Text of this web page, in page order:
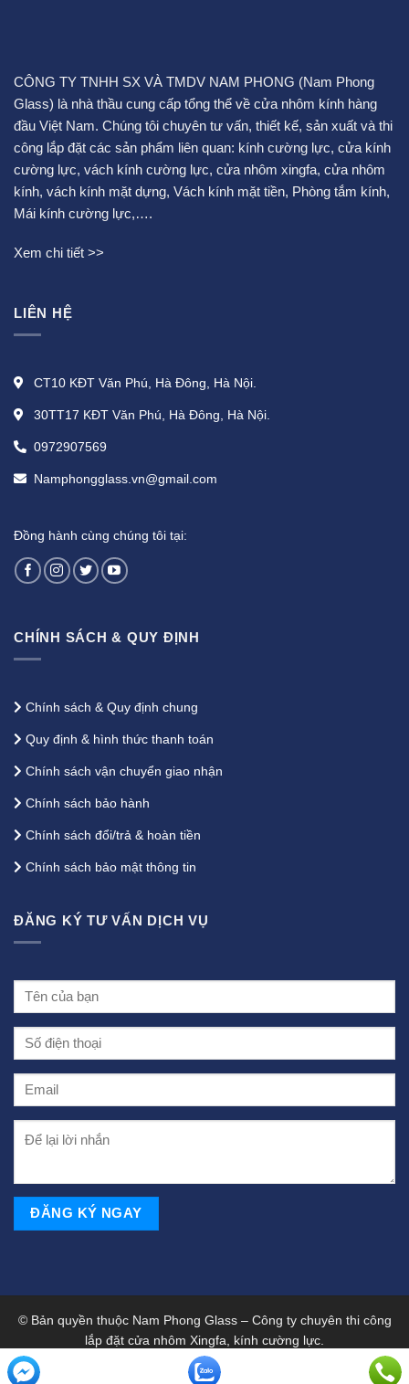
CÔNG TY TNHH SX VÀ TMDV NAM PHONG (Nam Phong
Glass) là nhà thầu cung cấp tổng thể về cửa nhôm kính hàng
đầu Việt Nam. Chúng tôi chuyên tư vấn, thiết kế, sản xuất và thi
công lắp đặt các sản phẩm liên quan: kính cường lực, cửa kính
cường lực, vách kính cường lực, cửa nhôm xingfa, cửa nhôm
kính, vách kính mặt dựng, Vách kính mặt tiền, Phòng tắm kính,
Mái kính cường lực,….
Xem chi tiết >>
LIÊN HỆ
CT10 KĐT Văn Phú, Hà Đông, Hà Nội.
30TT17 KĐT Văn Phú, Hà Đông, Hà Nội.
0972907569
Namphongglass.vn@gmail.com
Đồng hành cùng chúng tôi tại:
CHÍNH SÁCH & QUY ĐỊNH
Chính sách & Quy định chung
Quy định & hình thức thanh toán
Chính sách vận chuyển giao nhận
Chính sách bảo hành
Chính sách đổi/trả & hoàn tiền
Chính sách bảo mật thông tin
ĐĂNG KÝ TƯ VẤN DỊCH VỤ
© Bản quyền thuộc Nam Phong Glass – Công ty chuyên thi công
lắp đặt cửa nhôm Xingfa, kính cường lực.